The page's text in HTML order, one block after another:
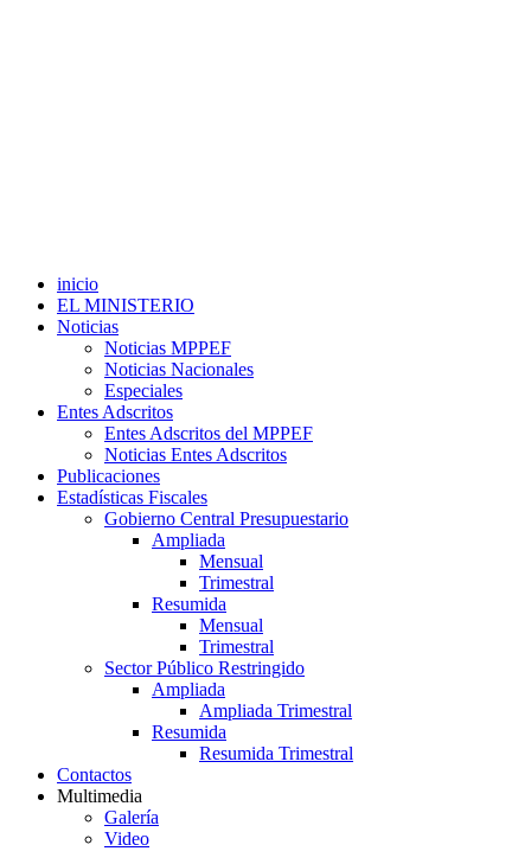
inicio
EL MINISTERIO
Noticias
Noticias MPPEF
Noticias Nacionales
Especiales
Entes Adscritos
Entes Adscritos del MPPEF
Noticias Entes Adscritos
Publicaciones
Estadísticas Fiscales
Gobierno Central Presupuestario
Ampliada
Mensual
Trimestral
Resumida
Mensual
Trimestral
Sector Público Restringido
Ampliada
Ampliada Trimestral
Resumida
Resumida Trimestral
Contactos
Multimedia
Galería
Video